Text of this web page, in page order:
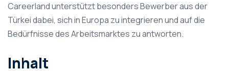
Careerland unterstützt besonders Bewerber aus der
Türkei dabei, sich in Europa zu integrieren und auf die
Bedürfnisse des Arbeitsmarktes zu antworten.
Inhalt